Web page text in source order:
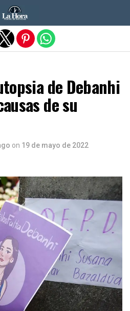
de Debanhi
de su
on 19 de mayo de 2022
la versión móvil